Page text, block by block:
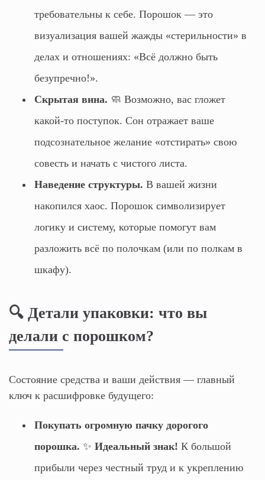
требовательны к себе. Порошок — это
визуализация вашей жажды «стерильности» в
делах и отношениях: «Всё должно быть
безупречно!».
Скрытая вина. 🧼 Возможно, вас гложет
какой-то поступок. Сон отражает ваше
подсознательное желание «отстирать» свою
совесть и начать с чистого листа.
Наведение структуры. В вашей жизни
накопился хаос. Порошок символизирует
логику и систему, которые помогут вам
разложить всё по полочкам (или по полкам в
шкафу).
🔍 Детали упаковки: что вы
делали с порошком?
Состояние средства и ваши действия — главный
ключ к расшифровке будущего:
Покупать огромную пачку дорогого
порошка. ✨ Идеальный знак! К большой
прибыли через честный труд и к укреплению